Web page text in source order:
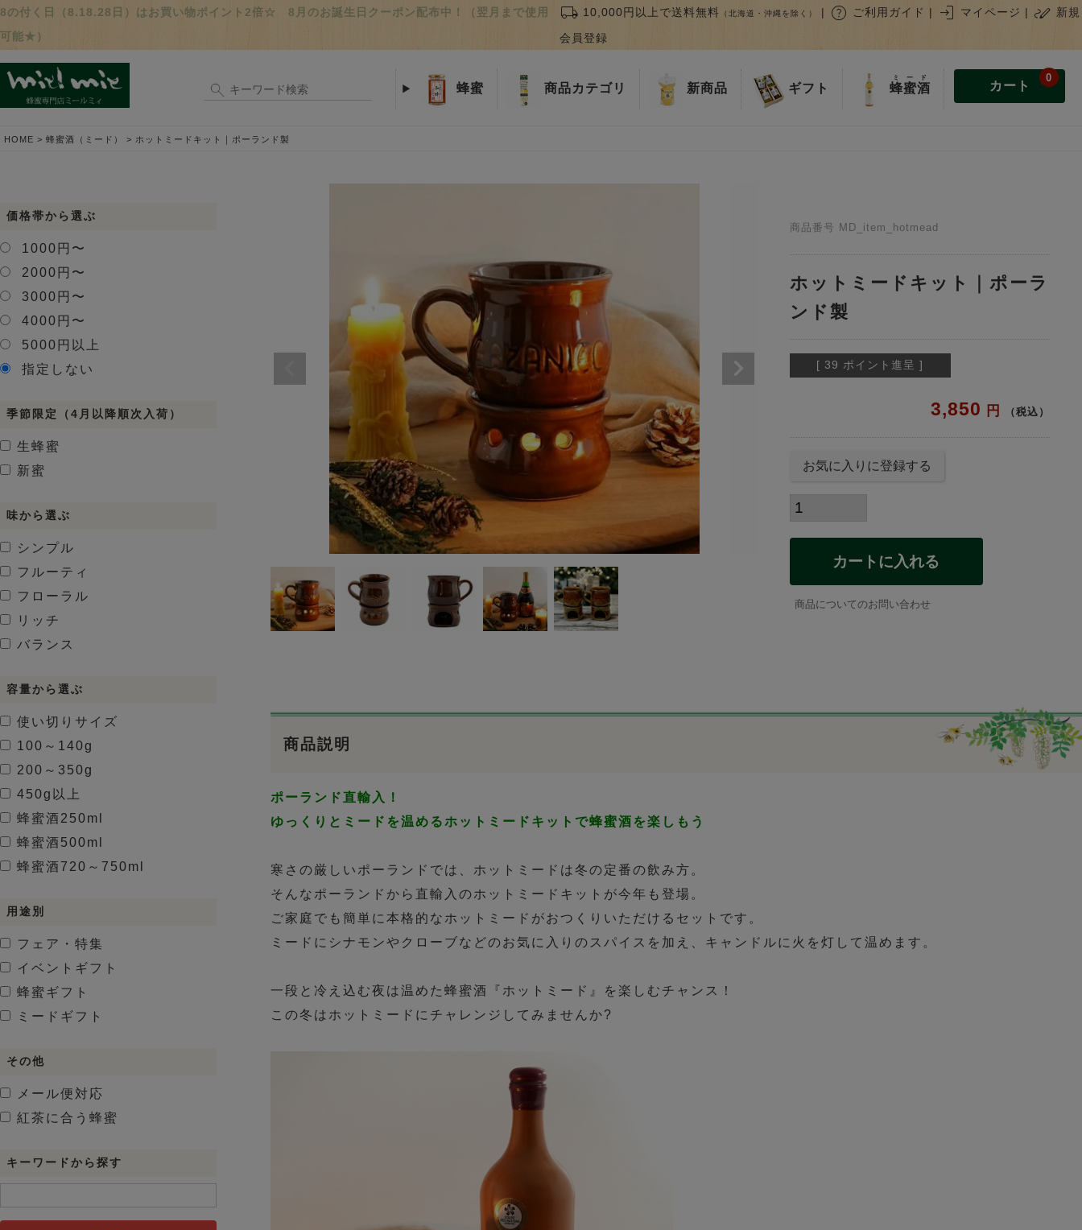
8の付く日（8.18.28日）はお買い物ポイント2倍☆ 8月のお誕生日クーポン配布中！（翌月まで使用
可能★）
local_shipping 10,000円以上で送料無料 （北海道・沖縄を除く） | help ご利用ガイド | login マイページ | stylus_note 新規
会員登録
蜂蜜 商品カテゴリ 新商品 ギフト 蜂蜜酒
ミード
カート
0
HOME 蜂蜜酒（ミード） ホットミードキット｜ポーランド製
商品番号 MD_item_hotmead
ホットミードキット｜ポーラ
ンド製
[ 39 ポイント進呈 ]
3,850 税込
お気に入りに登録する
カートに入れる
商品についてのお問い合わせ
商品説明
ポーランド直輸入！
ゆっくりとミードを温めるホットミードキットで蜂蜜酒を楽しもう
寒さの厳しいポーランドでは、ホットミードは冬の定番の飲み方。
そんなポーランドから直輸入のホットミードキットが今年も登場。
ご家庭でも簡単に本格的なホットミードがおつくりいただけるセットです。
ミードにシナモンやクローブなどのお気に入りのスパイスを加え、キャンドルに火を灯して温めます。
一段と冷え込む夜は温めた蜂蜜酒『ホットミード』を楽しむチャンス！
この冬はホットミードにチャレンジしてみませんか?
価格帯から選ぶ
1000円〜
2000円〜
3000円〜
4000円〜
5000円以上
指定しない
季節限定（4月以降順次入荷）
生蜂蜜
新蜜
味から選ぶ
シンプル
フルーティ
フローラル
リッチ
バランス
容量から選ぶ
使い切りサイズ
100～140g
200～350g
450g以上
蜂蜜酒250ml
蜂蜜酒500ml
蜂蜜酒720～750ml
用途別
フェア・特集
イベントギフト
蜂蜜ギフト
ミードギフト
その他
メール便対応
紅茶に合う蜂蜜
キーワードから探す